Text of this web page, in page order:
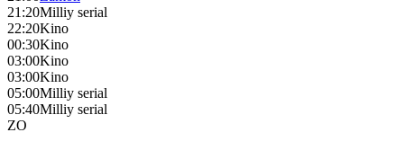
21:20Milliy serial
22:20Kino
00:30Kino
03:00Kino
03:00Kino
05:00Milliy serial
05:40Milliy serial
ZO